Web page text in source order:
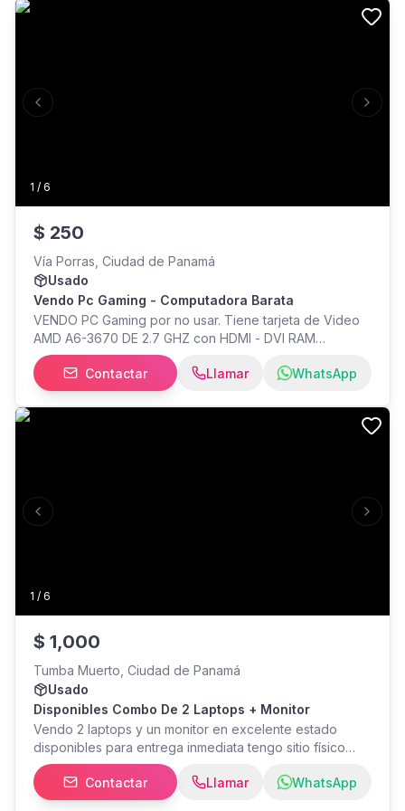
1 / 6
Previous slide Next
$ 250
Vía Porras, Ciudad de Panamá
Usado
Vendo Pc Gaming - Computadora Barata
VENDO PC Gaming por no usar. Tiene tarjeta de Video
AMD A6-3670 DE 2.7 GHZ con HDMI - DVI RAM
CORSAIR (16 GB) Disco duro: SSD de 220GB Sistema
Operativo: Windows 11, de 32 Bits. 2 Antenas de WI-FI
GRANDES Fuente de poder: 800W 5 Ventiladores Case:
Cooler Master *NO INCLUYE MONITOR** Precio $250,
Contactar Llamar WhatsApp
1 / 6
Previous slide Next
$ 1,000
Tumba Muerto, Ciudad de Panamá
Usado
Disponibles Combo De 2 Laptops + Monitor
Vendo 2 laptops y un monitor en excelente estado
disponibles para entrega inmediata tengo sitio físico
para entrega. MacBook pro 16inch 2019, 2.4 GHz 8-core
Intel core i9 con 500gb de almacenamiento y 32gb de
ram MacBook 15inch Mid 2014,está incluye programas
Contactar Llamar WhatsApp